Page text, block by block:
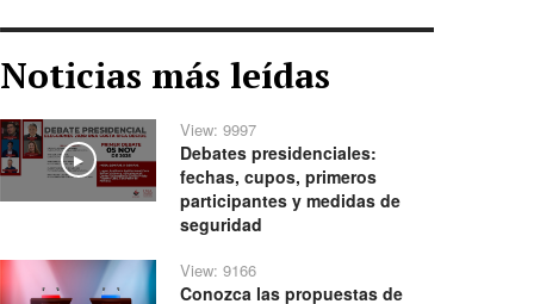
Noticias más leídas
Play
View: 9997
Debates presidenciales:
fechas, cupos, primeros
participantes y medidas de
seguridad
View: 9166
Conozca las propuestas de